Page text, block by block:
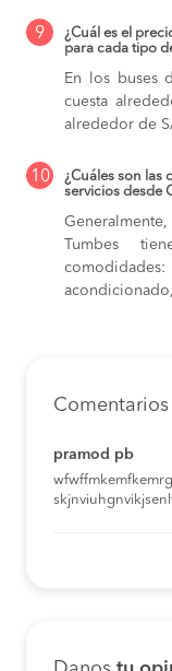
9
¿Cuál es el
para cada tipo
En los buses
cuesta
alrededor de
10
¿Cuáles son las
servicios desde
Tumbes
pramod pb